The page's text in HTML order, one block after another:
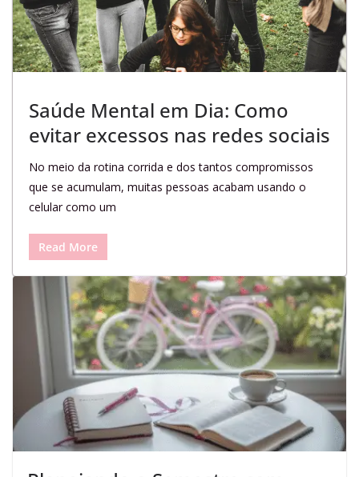
Saúde Mental em Dia: Como
evitar excessos nas redes sociais
No meio da rotina corrida e dos tantos compromissos
que se acumulam, muitas pessoas acabam usando o
celular como um
Read More